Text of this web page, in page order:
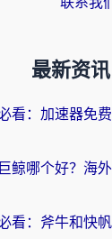
最新资讯